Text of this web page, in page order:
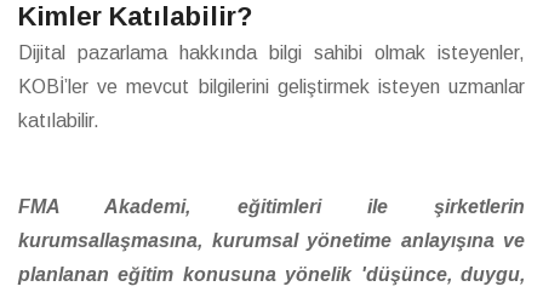
Kimler Katılabilir?
Dijital pazarlama hakkında bilgi sahibi olmak isteyenler,
KOBİ’ler ve mevcut bilgilerini geliştirmek isteyen uzmanlar
katılabilir.
FMA Akademi, eğitimleri ile şirketlerin
kurumsallaşmasına, kurumsal yönetime anlayışına ve
planlanan eğitim konusuna yönelik 'düşünce, duygu,